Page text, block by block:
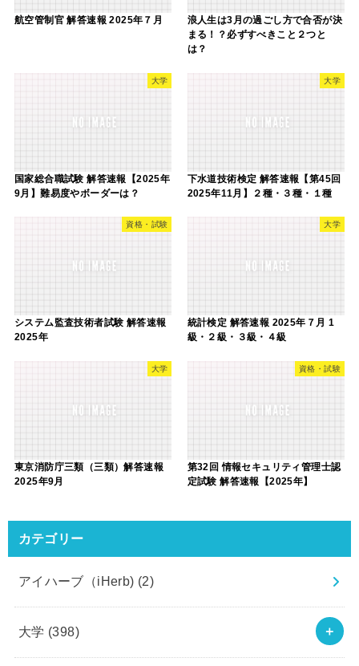
航空管制官 解答速報 2025年７月
浪人生は3月の過ごし方で合否が決
まる！？必ずすべきこと２つと
は？
大学
国家総合職試験 解答速報【2025年
9月】難易度やボーダーは？
大学
下水道技術検定 解答速報【第45回
2025年11月】２種・３種・１種
資格・試験
システム監査技術者試験 解答速報
2025年
大学
統計検定 解答速報 2025年７月 1
級・２級・３級・４級
大学
東京消防庁三類（三類）解答速報
2025年9月
資格・試験
第32回 情報セキュリティ管理士認
定試験 解答速報【2025年】
カテゴリー
アイハーブ（iHerb) (2)
大学 (398)